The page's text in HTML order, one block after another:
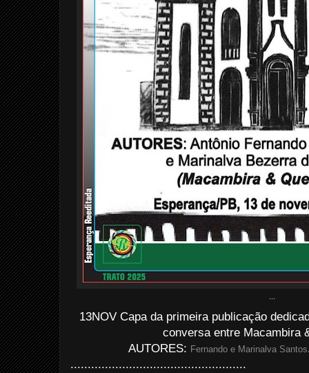
13NOV Capa da primeira publicação
conversa entre Macambira
AUTORES: Fernando e Marinalva Santos
...................................................